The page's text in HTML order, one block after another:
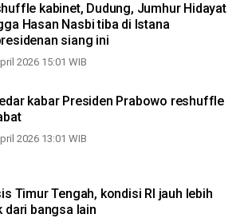
kabinet, Dudung, Jumhur Hidayat
Hasan Nasbi tiba di Istana
siang ini
2026 15:01 WIB
kabar Presiden Prabowo reshuffle
2026 13:01 WIB
Timur Tengah, kondisi RI jauh lebih
dari bangsa lain